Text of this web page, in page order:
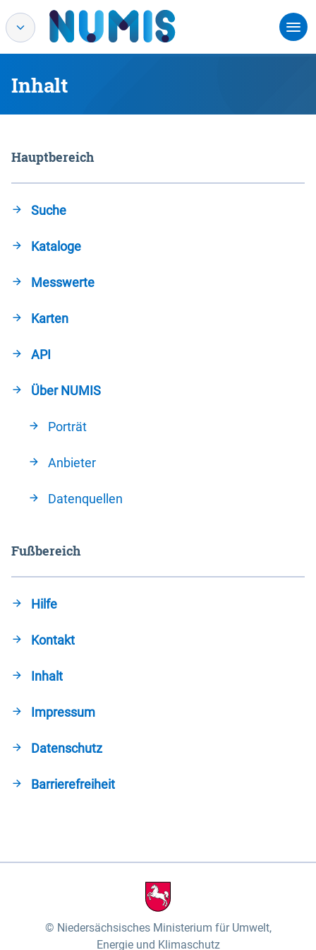
Inhalt
Hauptbereich
Suche
Kataloge
Messwerte
Karten
API
Über NUMIS
Porträt
Anbieter
Datenquellen
Fußbereich
Hilfe
Kontakt
Inhalt
Impressum
Datenschutz
Barrierefreiheit
Niedersächsisches Ministerium für Umwelt,
Energie und Klimaschutz